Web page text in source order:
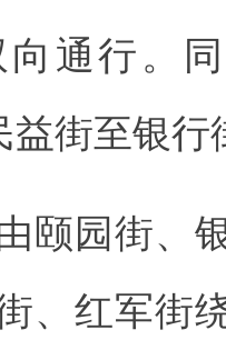
通行。
益街至银
颐园街、
、红军街